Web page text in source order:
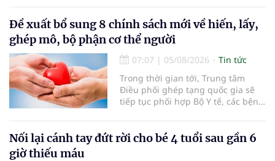
nhận 32.286.360 người, chiếm gần
30% dân số cả nước đã được khám
sức khỏe định kỳ năm nay.
Đề xuất bổ sung 8 chính sách mới về hiến, lấy,
ghép mô, bộ phận cơ thể người
07:07 | 05/08/2026
Tin tức
Trong thời gian tới, Trung tâm
Điều phối ghép tạng quốc gia sẽ
tiếp tục phối hợp Bộ Y tế, các bệnh
cường truyền thông, hoàn thiện
quy trình chuyên môn và hệ thống
Nối lại cánh tay đứt rời cho bé 4 tuổi sau gần 6
giờ thiếu máu